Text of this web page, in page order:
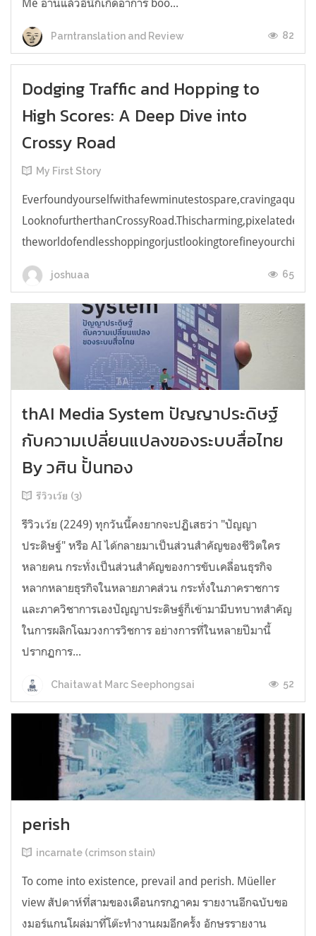
Parntranslation and Review 82
Dodging Traffic and Hopping to
High Scores: A Deep Dive into
Crossy Road
My First Story
joshuaa 65
thAI Media System ปัญญาประดิษฐ์
กับความเปลี่ยนแปลงของระบบสื่อไทย
By วศิน ปั้นทอง
รีวิวเว้ย (3)
รีวิวเว้ย (2249) ทุกวันนี้คงยากจะปฏิเสธว่า "ปัญญา
ประดิษฐ์" หรือ AI ได้กลายมาเป็นส่วนสำคัญของชีวิตใคร
หลายคน กระทั่งเป็นส่วนสำคัญของการขับเคลื่อนธุรกิจ
หลากหลายธุรกิจในหลายภาคส่วน กระทั่งในภาคราชการ
และภาควิชาการเองปัญญาประดิษฐ์ก็เข้ามามีบทบาทสำคัญ
ในการผลิกโฉมวงการวิชการ อย่างการที่ในหลายปีมานี้
ปรากฏการ...
Chaitawat Marc Seephongsai 52
perish
incarnate (crimson stain)
To come into existence, prevail and perish. Müeller
view สัปดาห์ที่สามของเดือนกรกฎาคม รายงานอีกฉบับขอ
งมอร์แกนโผล่มาที่โต๊ะทำงานผมอีกครั้ง อักษรรายงาน